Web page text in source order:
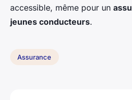
accessible, même pour un
jeunes conducteurs.
Assurance